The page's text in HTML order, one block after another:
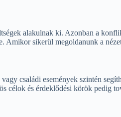
alakulnak ki. Azonban a
Amikor sikerül megoldanunk a
családi események szintén
célok és érdeklődési körök pedig